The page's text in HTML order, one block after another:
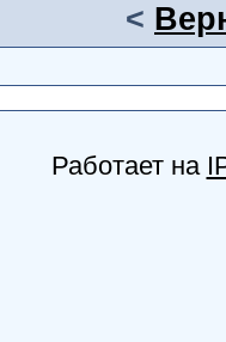
<
Работает на